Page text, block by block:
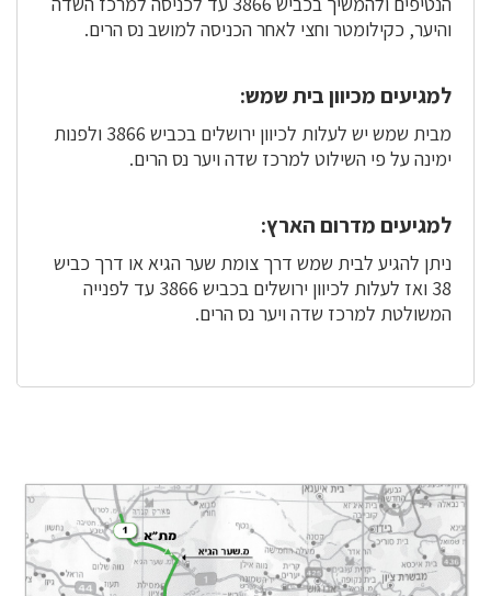
והיער, כקילומטר וחצי לאחר הכניסה למושב נס הרים.
למגיעים מכיוון בית שמש:
מבית שמש יש לעלות לכיוון ירושלים בכביש 3866 ולפנות
ימינה על פי השילוט למרכז שדה ויער נס הרים.
למגיעים מדרום הארץ:
ניתן להגיע לבית שמש דרך צומת שער הגיא או דרך כביש
38 ואז לעלות לכיוון ירושלים בכביש 3866 עד לפנייה
המשולטת למרכז שדה ויער נס הרים.